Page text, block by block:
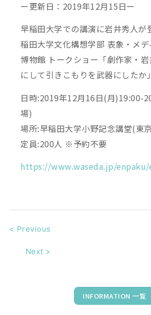
ー更新日：2019年12月15日ー
早稲田大学での講演に岩井秀人が
稲田大学文化構想学部 表象・メ
博物館 トークショー「劇作家・
にして引きこもりを武器にしたか」
日時:2019年12月16日(月)19:00-
場)
場所:早稲田大学小野記念講堂(東
定員:200人 ※予約不要
https://www.waseda.jp/enpaku/
< Previous
Next >
INFORMATION 一覧